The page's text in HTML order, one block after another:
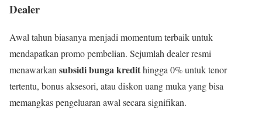
Dealer
Awal tahun biasanya menjadi momentum terbaik untuk
mendapatkan promo pembelian. Sejumlah dealer resmi
menawarkansubsidi bunga kredithingga 0% untuk tenor
tertentu, bonus aksesori, atau diskon uang muka yang bisa
memangkas pengeluaran awal secara signifikan.